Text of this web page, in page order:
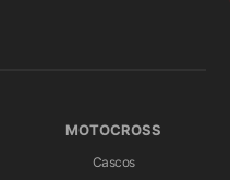
MOTOCROSS
Cascos